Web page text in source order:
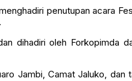
penutupan acara
dihadiri oleh Forkopimda
Jambi, Camat Jaluko, dan